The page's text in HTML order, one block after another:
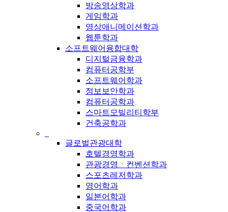
방송영상학과
게임학과
영상애니메이션학과
웹툰학과
소프트웨어융합대학
디지털금융학과
컴퓨터공학부
소프트웨어학과
정보보안학과
컴퓨터공학과
스마트모빌리티학부
건축공학과
글로벌관광대학
호텔경영학과
관광경영ㆍ컨벤션학과
스포츠레저학과
영어학과
일본어학과
중국어학과